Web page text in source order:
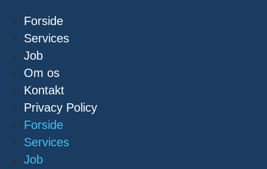
Forside
Services
Job
Om os
Kontakt
Privacy Policy
Forside
Services
Job